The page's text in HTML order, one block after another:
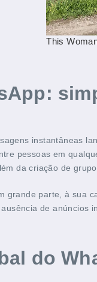
instantâneas
pessoas em
da criação de
grande parte, à sua
de anúncios
do